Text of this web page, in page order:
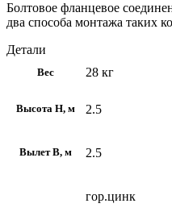
Болтовое фланцевое
два способа монтажа таких
Детали
Вес 28 кг
Высота H, м 2.5
Вылет В, м 2.5
гор.цинк